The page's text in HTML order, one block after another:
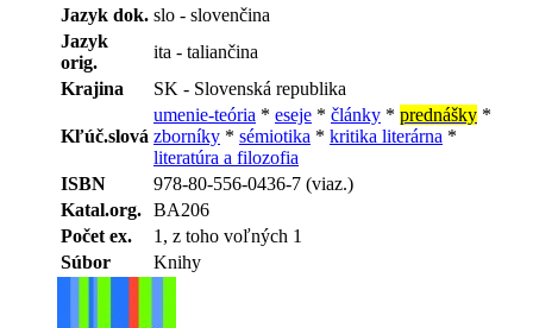
Jazyk dok. slo - slovenčina
Jazyk
orig.
ita - taliančina
Krajina
SK - Slovenská republika
Kľúč.slová
umenie-teória * eseje * články * prednášky *
zborníky * sémiotika * kritika literárna *
literatúra a filozofia
ISBN
978-80-556-0436-7 (viaz.)
Katal.org. BA206
Počet ex.
1, z toho voľných 1
Súbor
Knihy